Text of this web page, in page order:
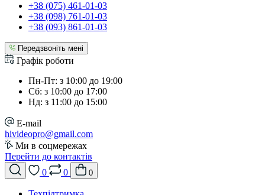
+38 (075) 461-01-03
+38 (098) 761-01-03
+38 (093) 861-01-03
Передзвоніть мені
Графік роботи
Пн-Пт: з 10:00 до 19:00
Сб: з 10:00 до 17:00
Нд: з 11:00 до 15:00
E-mail
hivideopro@gmail.com
Ми в соцмережах
Перейти до контактів
0
0 0